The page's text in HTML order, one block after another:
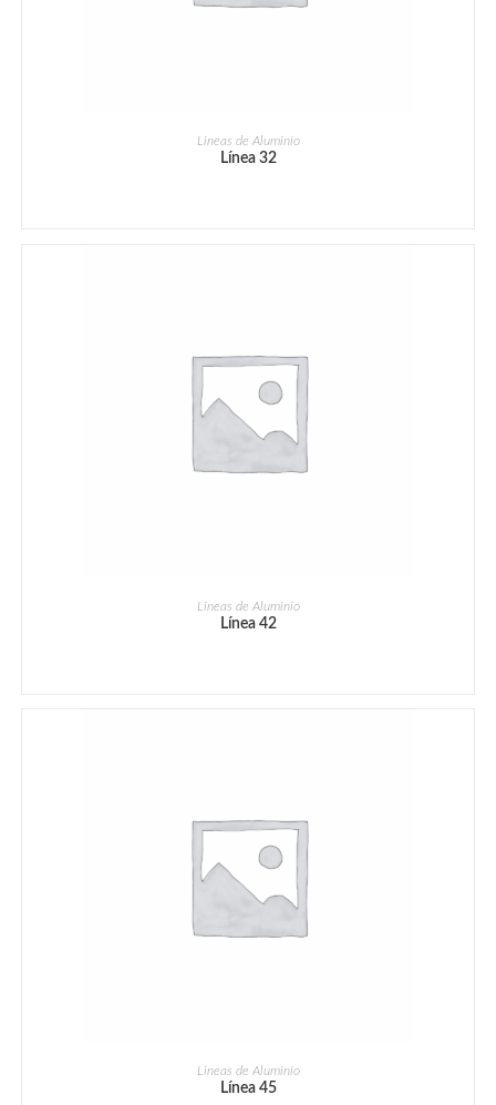
Lineas de Aluminio
Línea 32
Lineas de Aluminio
Línea 42
Lineas de Aluminio
Línea 45